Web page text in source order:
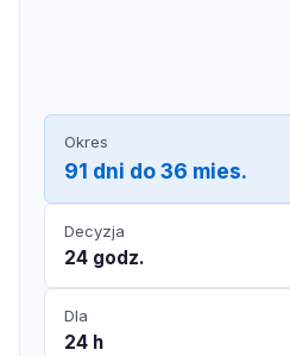
Okres
91 dni do 36 mies.
Decyzja
24 godz.
Dla
24 h